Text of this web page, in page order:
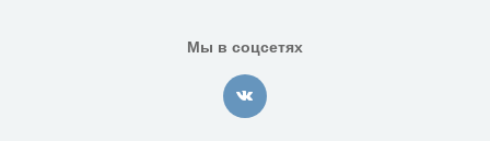
Мы в соцсетях